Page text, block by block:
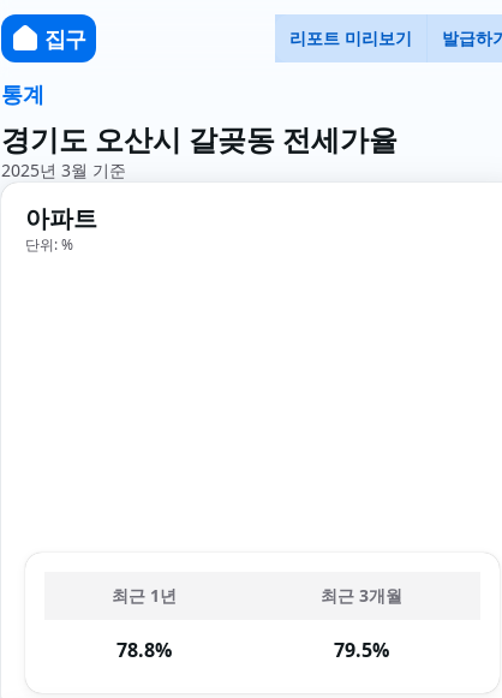
집구 리포트 미리보기 발급하
통계
경기도 오산시 갈곶동 전세가율
2025년 3월 기준
아파트
단위: %
최근 1년 최근 3개월
78.8% 79.5%